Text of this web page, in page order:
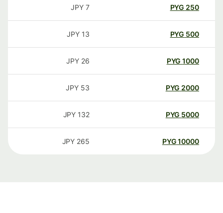
250
PYG
JPY
500
PYG
JPY
1000
PYG
JPY
2000
PYG
53
JPY
5000
PYG
132
JPY
10000
PYG
265
JPY